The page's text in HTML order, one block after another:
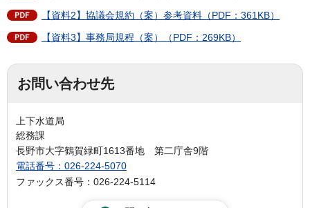
【資料2】協議会規約（案）参考資料（PDF：361KB）
【資料3】事務局規程（案）（PDF：269KB）
お問い合わせ先
上下水道局
総務課
長野市大字鶴賀緑町1613番地 第二庁舎9階
電話番号：026-224-5070
ファックス番号：026-224-5114